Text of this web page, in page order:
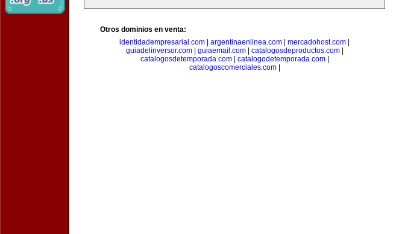
Otros dominios en venta:
identidadempresarial.com
argentinaenlinea.com mercadohost.com
guiadelinversor.com| guiaemail.com| catalogosdeproductos.com|
catalogosdetemporada.com| catalogodetemporada.com|
catalogoscomerciales.com|